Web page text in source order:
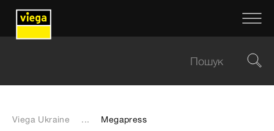
Viega Ukraine ... Megapress